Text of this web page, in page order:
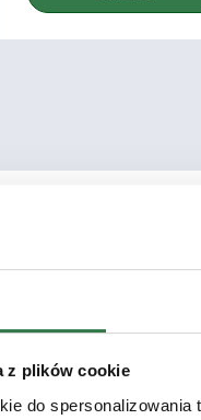
z plików cookie
do